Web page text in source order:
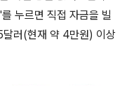
누르면 직접 자금을 빌
달러(현재 약 4만원) 이상